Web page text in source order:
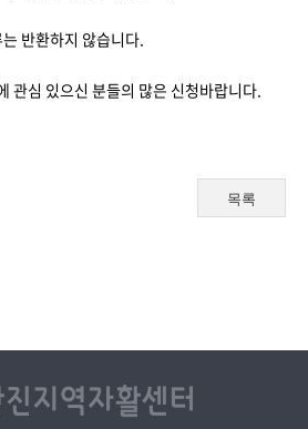
반환하지 않습니다.
관심 있으신 분들의 많은 신청바랍니다.
목록